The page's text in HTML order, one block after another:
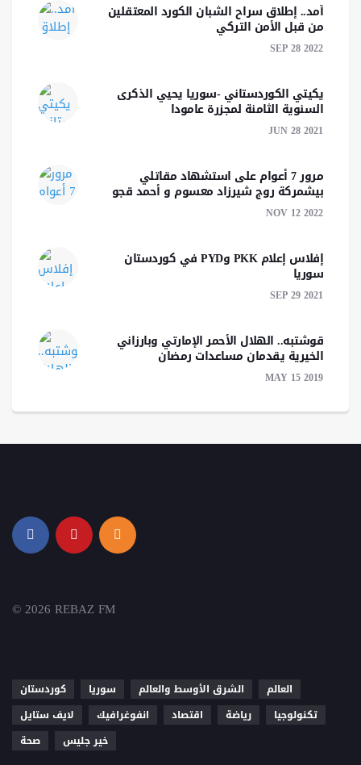
آمد.. إطلاق سراح الشبان الكورد المعتقلين
من قبل الأمن التركي
SEP 28 2022
يكيتي الكوردستاني -سوريا يحيي الذكرى
السنوية الثامنة لمجزرة عامودا
JUN 28 2021
مرور 7 أعوام على استشهاد مقاتلي
بيشمركة روج شيرزاد معسوم و أحمد قجو
NOV 12 2022
إفلاس إعلام PKK وPYD في كوردستان
سوريا
SEP 29 2021
قوشتبه.. الهلال الأحمر الإمارتي وبارزاني
الخيرية يقدمان مساعدات رمضان
MAY 15 2019
© 2026 REBAZ FM
كوردستان سوريا الشرق الأوسط والعالم
العالم
لايف ستايل
انفوغرافيك اقتصاد رياضة
تكنولوجيا
صحة
خير جليس